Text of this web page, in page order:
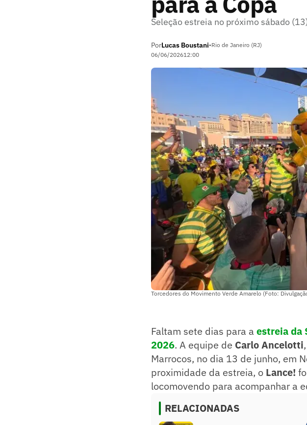
Seleção estreia no próximo sábado
PorLucas Boustani•Rio de Janeiro (RJ)
06/06/202612:00
Torcedores do Movimento Verde Amarelo (Foto:
Faltam sete dias para a estreia da
2026. A equipe de Carlo Ancelotti
Marrocos, no dia 13 de junho, em
proximidade da estreia, o Lance!
locomovendo para acompanhar a
RELACIONADAS